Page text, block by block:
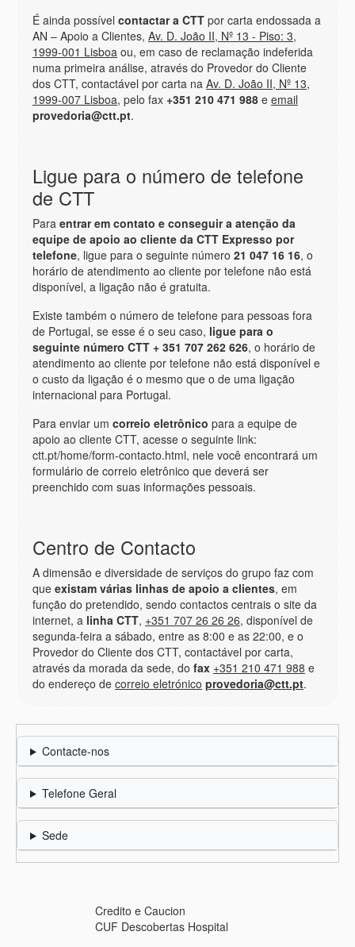
É ainda possível contactar a CTT por carta endossada a
AN – Apoio a Clientes, Av. D. João II, Nº 13 - Piso: 3,
1999-001 Lisboa ou, em caso de reclamação indeferida
numa primeira análise, através do Provedor do Cliente
dos CTT, contactável por carta na Av. D. João II, Nº 13,
1999-007 Lisboa, pelo fax +351 210 471 988 e email
provedoria@ctt.pt.
Ligue para o número de telefone
de CTT
Para entrar em contato e conseguir a atenção da
equipe de apoio ao cliente da CTT Expresso por
telefone, ligue para o seguinte número 21 047 16 16, o
horário de atendimento ao cliente por telefone não está
disponível, a ligação não é gratuita.
Existe também o número de telefone para pessoas fora
de Portugal, se esse é o seu caso, ligue para o
seguinte número CTT + 351 707 262 626, o horário de
atendimento ao cliente por telefone não está disponível e
o custo da ligação é o mesmo que o de uma ligação
internacional para Portugal.
Para enviar um correio eletrônico para a equipe de
apoio ao cliente CTT, acesse o seguinte link:
ctt.pt/home/form-contacto.html, nele você encontrará um
formulário de correio eletrônico que deverá ser
preenchido com suas informações pessoais.
Centro de Contacto
A dimensão e diversidade de serviços do grupo faz com
que existam várias linhas de apoio a clientes, em
função do pretendido, sendo contactos centrais o site da
internet, a linha CTT, +351 707 26 26 26, disponível de
segunda-feira a sábado, entre as 8:00 e as 22:00, e o
Provedor do Cliente dos CTT, contactável por carta,
através da morada da sede, do fax +351 210 471 988 e
do endereço de correio eletrónico provedoria@ctt.pt.
Contacte-nos
Telefone Geral
Sede
Credito e Caucion
CUF Descobertas Hospital